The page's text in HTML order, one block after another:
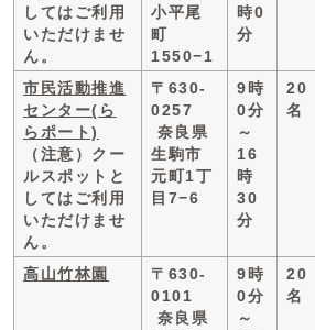
してはご利用
いただけませ
ん。
小平尾
町
1550−1
時0
分
市民活動推進
センター(ら
らポート)
（注意）クー
ルスポットと
してはご利用
いただけませ
ん。
〒630-
0257
奈良県
生駒市
元町1丁
目7−6
9時
0分
～
16
時
30
分
20
名
高山竹林園
〒630-
0101
奈良県
9時
0分
～
20
名